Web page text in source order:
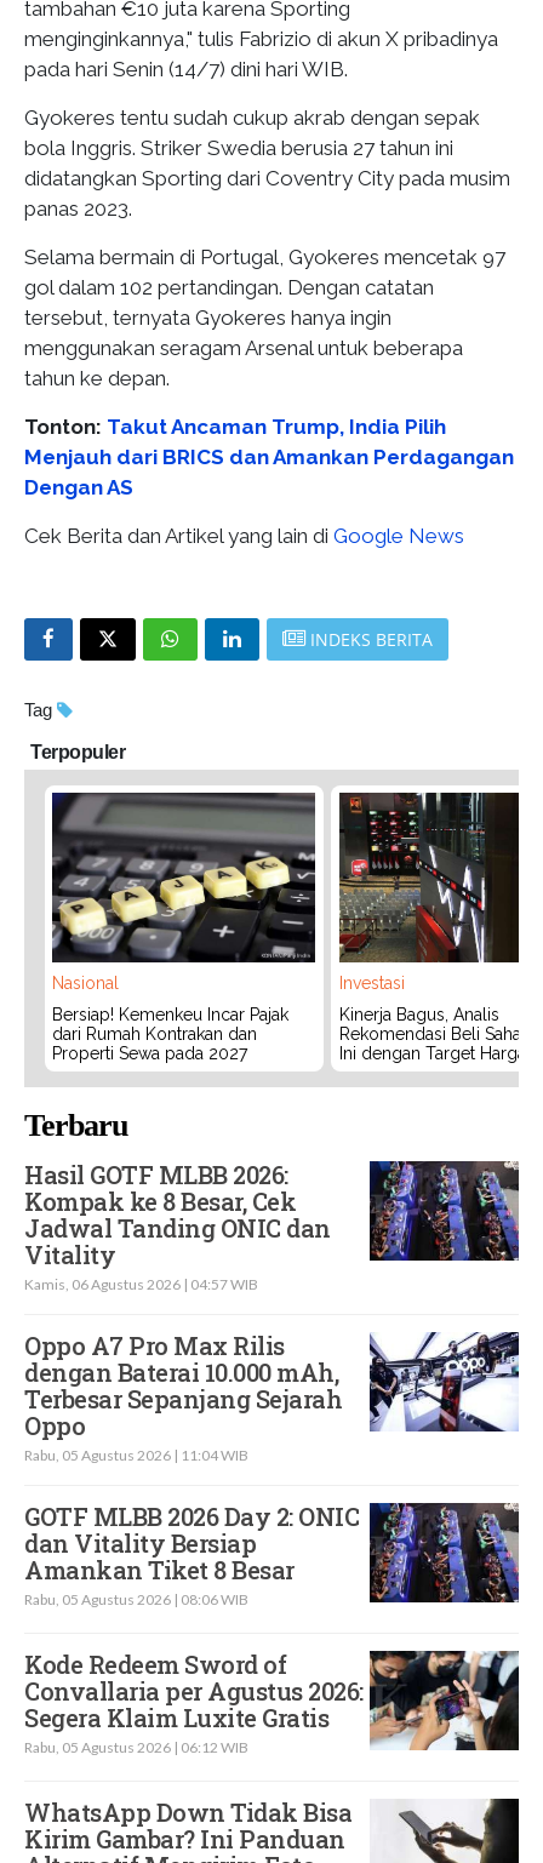
tambahan €10 juta karena Sporting
menginginkannya," tulis Fabrizio di akun X pribadinya
pada hari Senin (14/7) dini hari WIB.
Gyokeres tentu sudah cukup akrab dengan sepak
bola Inggris. Striker Swedia berusia 27 tahun ini
didatangkan Sporting dari Coventry City pada musim
panas 2023.
Selama bermain di Portugal, Gyokeres mencetak 97
gol dalam 102 pertandingan. Dengan catatan
tersebut, ternyata Gyokeres hanya ingin
menggunakan seragam Arsenal untuk beberapa
tahun ke depan.
Tonton: Takut Ancaman Trump, India Pilih
Menjauh dari BRICS dan Amankan Perdagangan
Dengan AS
Cek Berita dan Artikel yang lain di Google News
INDEKS BERITA
Tag
Terpopuler
Nasional
Bersiap! Kemenkeu Incar Pajak
dari Rumah Kontrakan dan
Properti Sewa pada 2027
Investasi
Kinerja Bagus, Analis
Rekomendasi Beli Saham
Ini dengan Target Harga
Terbaru
Hasil GOTF MLBB 2026:
Kompak ke 8 Besar, Cek
Jadwal Tanding ONIC dan
Vitality
Kamis, 06 Agustus 2026 | 04:57 WIB
Oppo A7 Pro Max Rilis
dengan Baterai 10.000 mAh,
Terbesar Sepanjang Sejarah
Oppo
Rabu, 05 Agustus 2026 | 11:04 WIB
GOTF MLBB 2026 Day 2: ONIC
dan Vitality Bersiap
Amankan Tiket 8 Besar
Rabu, 05 Agustus 2026 | 08:06 WIB
Kode Redeem Sword of
Convallaria per Agustus 2026:
Segera Klaim Luxite Gratis
Rabu, 05 Agustus 2026 | 06:12 WIB
WhatsApp Down Tidak Bisa
Kirim Gambar? Ini Panduan